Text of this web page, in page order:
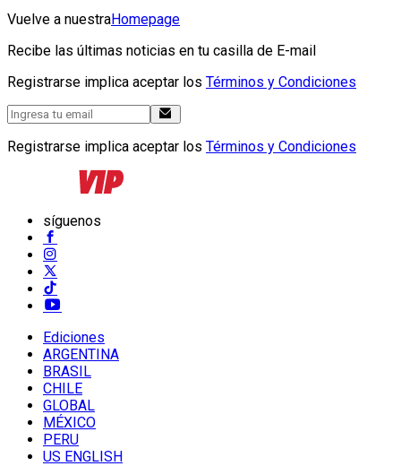
Vuelve a nuestraHomepage
Recibe las últimas noticias en tu casilla de E-mail
Registrarse implica aceptar los Términos y Condiciones
Registrarse implica aceptar los Términos y Condiciones
síguenos
Ediciones
ARGENTINA
BRASIL
CHILE
GLOBAL
MÉXICO
PERU
US ENGLISH